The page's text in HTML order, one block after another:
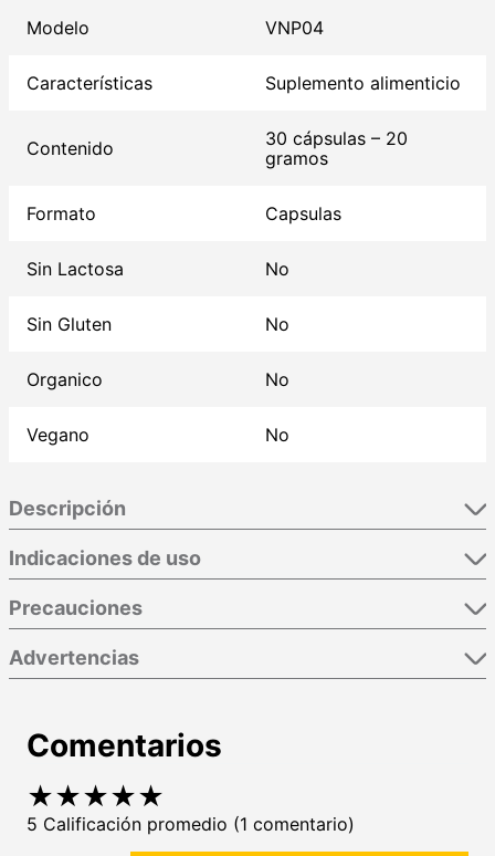
Modelo VNP04
Características Suplemento alimenticio
Contenido
30 cápsulas – 20
gramos
Formato Capsulas
Sin Lactosa No
Sin Gluten No
Organico No
Vegano No
Descripción
Indicaciones de uso
Precauciones
Advertencias
Comentarios
★★★★★
5 Calificación promedio (1 comentario)